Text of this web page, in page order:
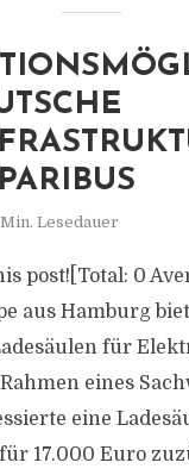
Lesedauer
post![Total: 0
aus Hamburg
für
eines
eine
17.000 Euro